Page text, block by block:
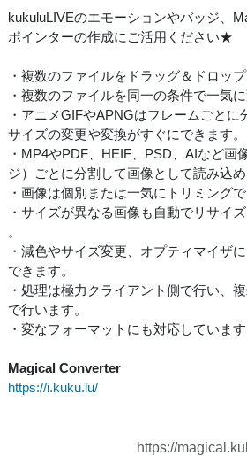
kukuluLIVEのエモーションやバッジ、
ポインターの作成にご活用ください★
・複数のファイルをドラッグ＆ドロッ
・複数のファイルを同一の条件で一気に
・アニメGIFやAPNGはフレームごとに
サイズの変更や変換がすぐにできます。
・MP4やPDF、HEIF、PSD、AIなど画
ジ）ごとに分割して画像として読み込め
・画像は個別または一気にトリミングで
・サイズが異なる画像も自動でリサイ
。
・減色やサイズ変更、オプティマイザ
できます。
・処理は極力クライアント側で行い、
で行います。
・変なフォーマットにも対応しています
Magical Converter
https://i.kuku.lu/
https://